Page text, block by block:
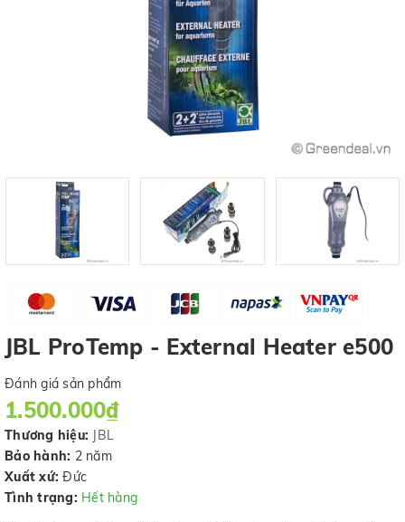
JBL ProTemp - External Heater e500
Đánh giá sản phẩm
1.500.000₫
Thương hiệu:
JBL
Bảo hành: 2 năm
Xuất xứ: Đức
Tình trạng: Hết hàng